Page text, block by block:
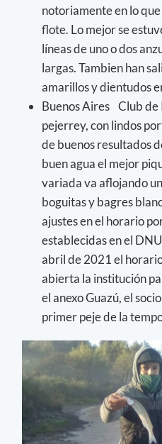
notoriamente en lo
flote. Lo mejor se
líneas de uno o dos
largas. Tambien han
amarillos y dientudos
Buenos Aires Club
pejerrey, con lindos
de buenos resultados
buen agua el mejor
variada va aflojando
boguitas y bagres
ajustes en el horario
establecidas en el
abril de 2021 el
abierta la institución
el anexo Guazú, el
primer peje de la